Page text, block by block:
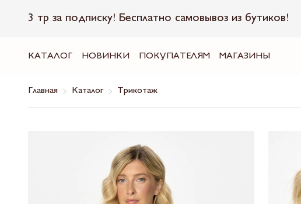
3 тр за подписку! Бесплатно самовывоз из бутиков!
КАТАЛОГ НОВИНКИ ПОКУПАТЕЛЯМ МАГАЗИНЫ
Главная Каталог Трикотаж